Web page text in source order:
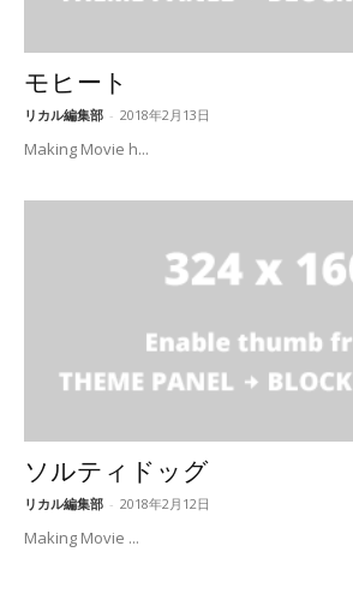
モヒート
リカル編集部 - 2018年2月13日
Making Movie h...
ソルティドッグ
リカル編集部 - 2018年2月12日
Making Movie ...